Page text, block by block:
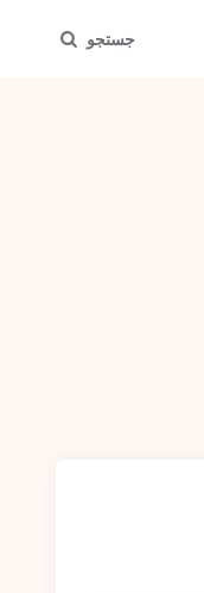
جستجو